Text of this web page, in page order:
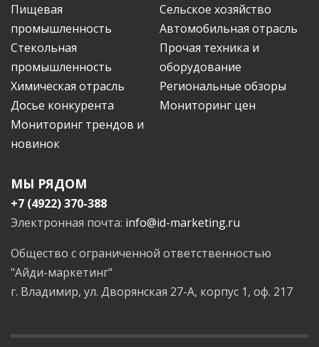
Пищевая
промышленность
Сельское хозяйство
Автомобильная отрасль
Стекольная
промышленность
Прочая техника и
оборудование
Химическая отрасль
Региональные обзоры
Досье конкурента
Мониторинг цен
Мониторинг трендов и
новинок
МЫ РЯДОМ
+7 (4922) 370-388
Электронная почта: info@id-marketing.ru
Общество с ограниченной ответственностью
"Айди-маркетинг"
г. Владимир, ул. Дворянская 27-А, корпус 1, оф. 217